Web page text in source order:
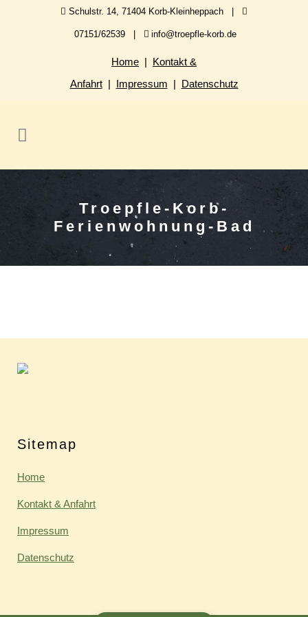
Schulstr. 14, 71404 Korb-Kleinheppach |
07151/62539 | info@troepfle-korb.de
Home | Kontakt &
Anfahrt| Impressum | Datenschutz
Troepfle-Korb-
Ferienwohnung-Bad
Sitemap
Home
Kontakt & Anfahrt
Impressum
Datenschutz